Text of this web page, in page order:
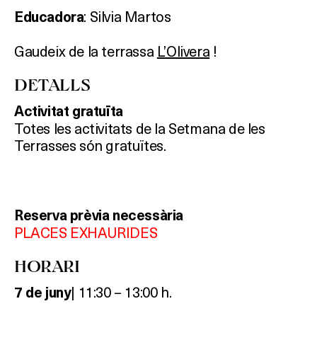
Educadora: Silvia Martos
Gaudeix de la terrassa L’Olivera !
DETALLS
Activitat gratuïta
Totes les activitats de la Setmana de les
Terrasses són gratuïtes.
Reserva prèvia necessària
PLACES EXHAURIDES
HORARI
7 de juny| 11:30 – 13:00 h.